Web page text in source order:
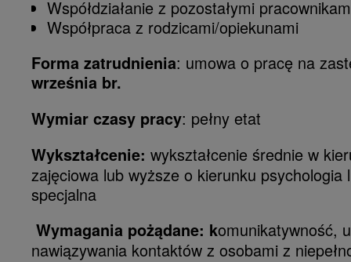
Współdziałanie z pozostałymi
Współpraca z rodzicami/opiekunami
Forma zatrudnienia: umowa o pracę na
września br.
Wymiar czasy pracy: pełny etat
Wykształcenie: wykształcenie średnie w
zajęciowa lub wyższe o kierunku psychologia
specjalna
Wymagania pożądane: komunikatywność,
nawiązywania kontaktów z osobami z